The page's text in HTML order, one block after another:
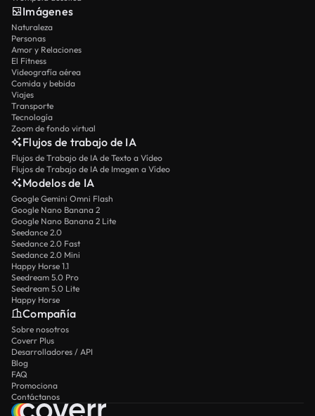
Imágenes
Naturaleza
Personas
Amor y Relaciones
El Fitness
Videografía aérea
Comida y bebida
Viajes
Transporte
Tecnología
Zoom de fondo virtual
Flujos de trabajo de IA
Flujos de Trabajo de IA de Texto a Vídeo
Flujos de Trabajo de IA de Imagen a Vídeo
Modelos de IA
Google Gemini Omni Flash
Google Nano Banana 2
Google Nano Banana 2 Lite
Seedance 2.0
Seedance 2.0 Fast
Seedance 2.0 Mini
Happy Horse 1.1
Seedream 5.0 Pro
Seedream 5.0 Lite
Happy Horse
Compañía
Sobre nosotros
Coverr Plus
Desarrolladores / API
Blog
FAQ
Promociona
Contáctanos